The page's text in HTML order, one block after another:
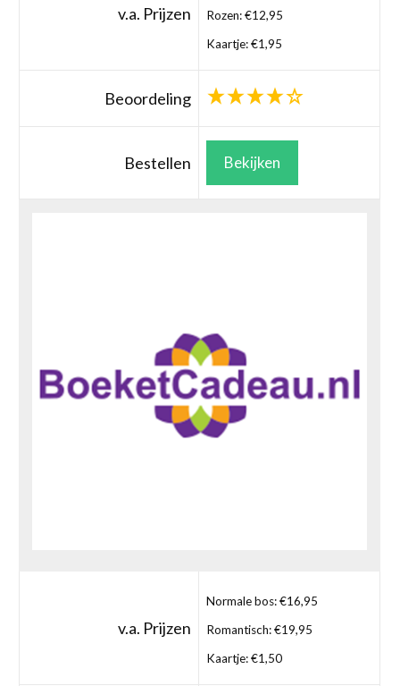
v.a. Prijzen
Rozen: €12,95
Kaartje: €1,95
Beoordeling
Bestellen Bekijken
v.a. Prijzen
Normale bos: €16,95
Romantisch: €19,95
Kaartje: €1,50